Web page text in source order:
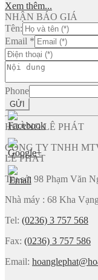
Xem thêm...
NHẬN BÁO GIÁ
Tên:
Email *
Phone
GỬI
HOÀNG LÊ PHÁT
CÔNG TY TNHH
LÊ PHÁT
Trụ sở: 98 Phạm Văn
Nhà máy : 68 Kha
Tel: (0236) 3 757 568
Fax: (0236) 3 757 586
Email: